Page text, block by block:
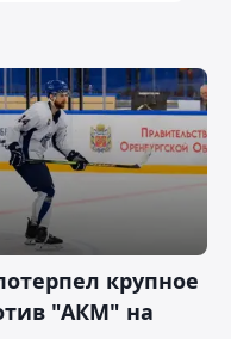
крупное
"АКМ" на